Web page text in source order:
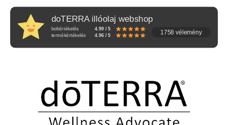
doTERRA illóolaj webshop
boltértékelés
4.99 / 5
termékértékelés
4.96 / 5 1758 vélemény